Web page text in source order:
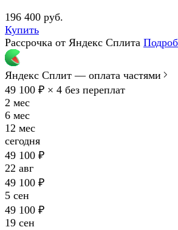
196 400 руб.
Купить
Рассрочка от Яндекс Сплита
Яндекс Сплит — оплата частями
49 100 ₽ × 4 без переплат
2 мес
6 мес
12 мес
сегодня
49 100 ₽
22 авг
49 100 ₽
5 сен
49 100 ₽
19 сен